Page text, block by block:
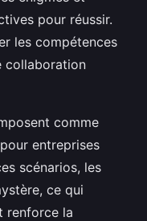
pour réussir.
les compétences
collaboration
comme
entreprises
scénarios, les
ce qui
renforce la